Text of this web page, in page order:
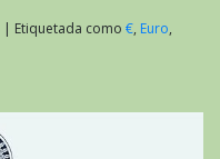
| Etiquetada como €, Euro,